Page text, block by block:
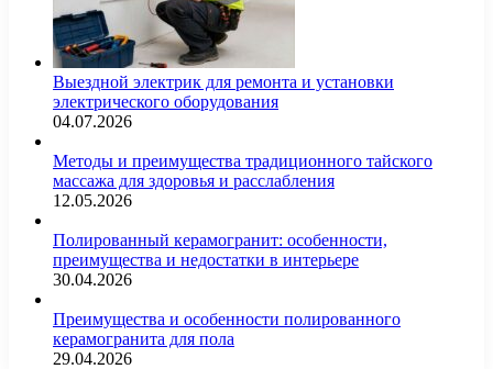
Выездной электрик для ремонта и установки
электрического оборудования
04.07.2026
Методы и преимущества традиционного тайского
массажа для здоровья и расслабления
12.05.2026
Полированный керамогранит: особенности,
преимущества и недостатки в интерьере
30.04.2026
Преимущества и особенности полированного
керамогранита для пола
29.04.2026